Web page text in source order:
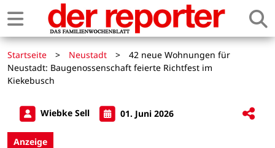
Startseite > Neustadt >
42 neue Wohnungen für
Neustadt: Baugenossenschaft feierte Richtfest im
Kiekebusch
Wiebke Sell 01. Juni 2026
Anzeige